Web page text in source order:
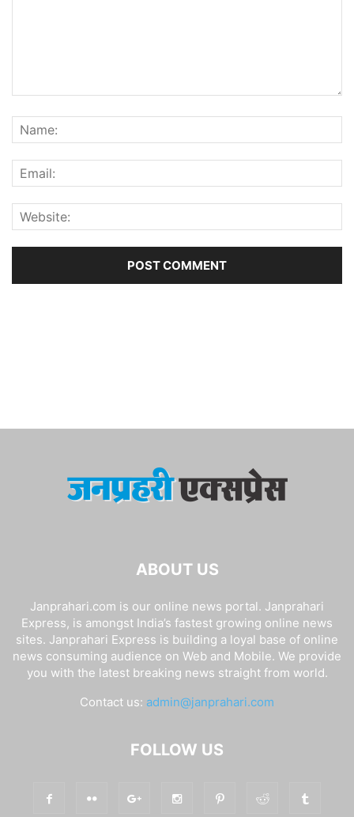
ABOUT US
Janprahari.com is our online news portal. Janprahari
Express, is amongst India’s fastest growing online news
sites. Janprahari Express is building a loyal base of online
news consuming audience on Web and Mobile. We provide
you with the latest breaking news straight from world.
Contact us: admin@janprahari.com
FOLLOW US